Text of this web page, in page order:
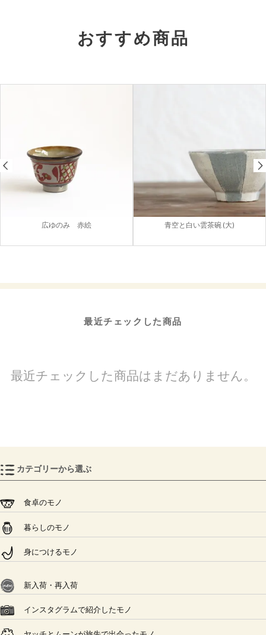
おすすめ商品
広ゆのみ 赤絵 青空と白い雲茶碗 (大)
最近チェックした商品
最近チェックした商品はまだありません。
カテゴリーから選ぶ
食卓のモノ
暮らしのモノ
身につけるモノ
新入荷・再入荷
インスタグラムで紹介したモノ